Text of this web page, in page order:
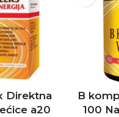
Direktna
a20
B
100